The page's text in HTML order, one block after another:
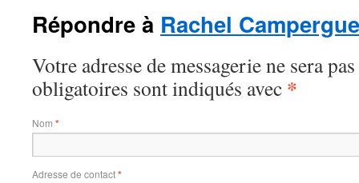
Répondre à Rachel Campergue
Votre adresse de messagerie ne sera
obligatoires sont indiqués avec *
Nom *
Adresse de contact*